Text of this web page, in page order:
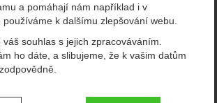
a pomáhají nám například i v
k dalšímu zlepšování webu.
souhlas s jejich zpracováváním.
ho dáte, a slibujeme, že k vašim datům
souhlasů s kategoriemi